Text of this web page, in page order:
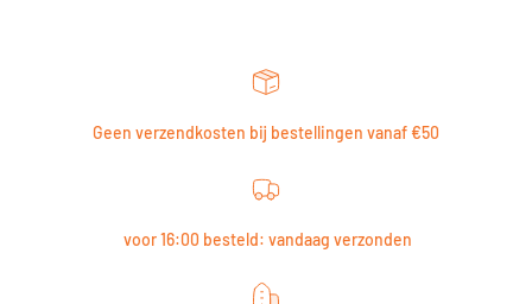
Geen verzendkosten bij bestellingen vanaf €50
voor 16:00 besteld: vandaag verzonden